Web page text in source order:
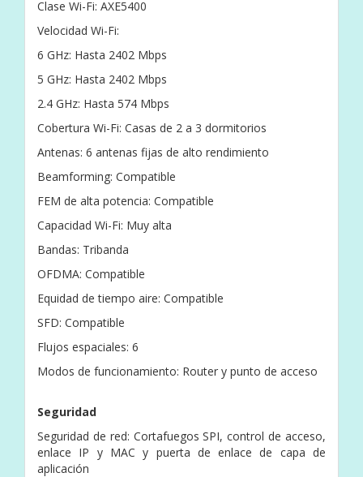
Clase Wi-Fi: AXE5400
Velocidad Wi-Fi:
6 GHz: Hasta 2402 Mbps
5 GHz: Hasta 2402 Mbps
2.4 GHz: Hasta 574 Mbps
Cobertura Wi-Fi: Casas de 2 a 3 dormitorios
Antenas: 6 antenas fijas de alto rendimiento
Beamforming: Compatible
FEM de alta potencia: Compatible
Capacidad Wi-Fi: Muy alta
Bandas: Tribanda
OFDMA: Compatible
Equidad de tiempo aire: Compatible
SFD: Compatible
Flujos espaciales: 6
Modos de funcionamiento: Router y punto de acceso
Seguridad
Seguridad de red: Cortafuegos SPI, control de acceso,
enlace IP y MAC y puerta de enlace de capa de
aplicación